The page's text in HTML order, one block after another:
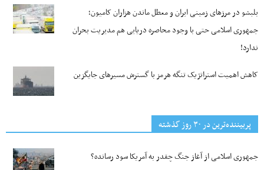
بلبشو در مرزهای زمینی ایران و معطل ماندن هزاران کامیون؛
جمهوری اسلامی حتی با وجود محاصره دریایی هم مدیریت بحران
ندارد!
کاهش اهمیت استراتژیک تنگه‌ هرمز با گسترش مسیرهای جایگزین
پربیننده‌ترین‌ در ۳۰ روز گذشته
جمهوری اسلامی از آغاز جنگ چقدر به آمریکا سود رسانده؟